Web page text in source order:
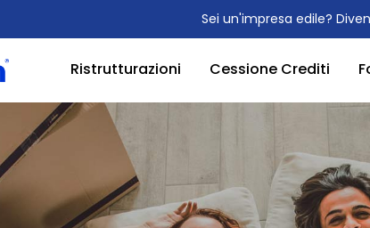
Sei un'impresa edile?
Ristrutturazioni Cessione Crediti